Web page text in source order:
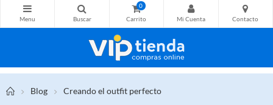
0
Blog Creando el outfit perfecto